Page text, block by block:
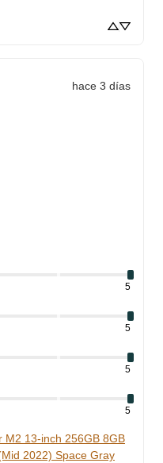
hace 3 días
5
5
5
5
M2 13-inch 256GB 8GB
2022) Space Gray